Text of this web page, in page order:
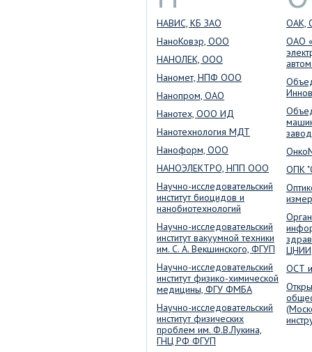
НАВИС, КБ ЗАО
НаноКовэр, ООО
НАНОЛЕК, ООО
Наномет, НПФ ООО
Нанопром, ОАО
Нанотех, ООО ИД
Нанотехнология МДТ
Наноформ, ООО
НАНОЭЛЕКТРО, НПП ООО
Научно-исследовательский
институт биоцидов и
нанобиотехнологий
Научно-исследовательский
институт вакуумной техники
им. С. А. Векшинского, ФГУП
Научно-исследовательский
институт физико-химической
медицины, ФГУ ФМБА
Научно-исследовательский
институт физических
проблем им. Ф.В.Лукина,
ГНЦ РФ ФГУП
ОАК,
ОАО
ОПК
ЦНИИ
ОСТ